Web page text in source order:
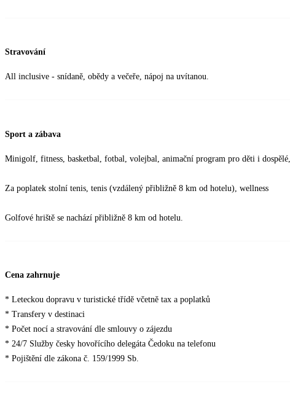
Stravování
All inclusive - snídaně, obědy a večeře, nápoj na uvítanou.
Sport a zábava
Minigolf, fitness, basketbal, fotbal, volejbal, animační program pro děti i
Za poplatek stolní tenis, tenis (vzdálený přibližně 8 km od hotelu), wellness
Golfové hriště se nachází přibližně 8 km od hotelu.
Cena zahrnuje
* Leteckou dopravu v turistické třídě včetně tax a poplatků
* Transfery v destinaci
* Počet nocí a stravování dle smlouvy o zájezdu
* 24/7 Služby česky hovořícího delegáta Čedoku na telefonu
* Pojištění dle zákona č. 159/1999 Sb.